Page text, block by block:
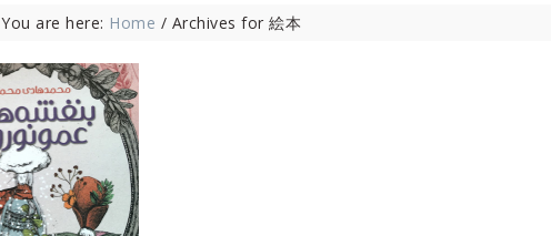
You are here: Home / Archives for 絵本